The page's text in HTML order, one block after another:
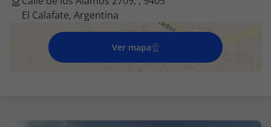
Voos
Voos + Hotel
El Calafate, Argentina
Ver mapa